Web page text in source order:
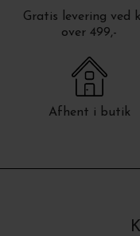
Gratis levering ved
over 499,-
Afhent i butik